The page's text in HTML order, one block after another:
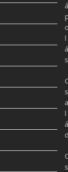
á
l
á
s
s
a
l
á
s